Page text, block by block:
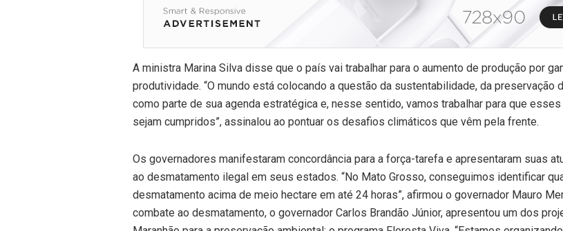
A ministra Marina Silva disse que o país vai trabalhar para o aumento de produção por
produtividade. “O mundo está colocando a questão da sustentabilidade, da preservação
como parte de sua agenda estratégica e, nesse sentido, vamos trabalhar para que
sejam cumpridos”, assinalou ao pontuar os desafios climáticos que vêm pela frente.
Os governadores manifestaram concordância para a força-tarefa e apresentaram suas
ao desmatamento ilegal em seus estados. “No Mato Grosso, conseguimos identificar
desmatamento acima de meio hectare em até 24 horas”, afirmou o governador Mauro
combate ao desmatamento, o governador Carlos Brandão Júnior, apresentou um dos